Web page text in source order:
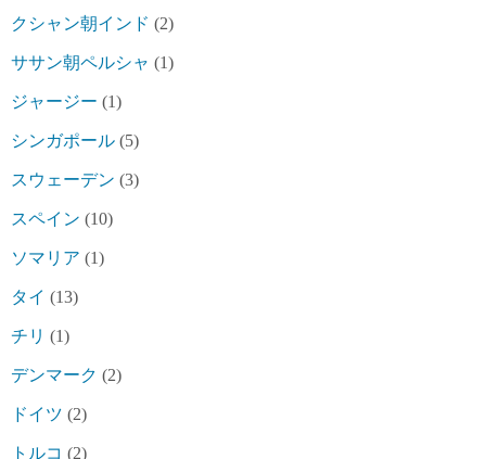
クシャン朝インド (2)
ササン朝ペルシャ (1)
ジャージー (1)
シンガポール (5)
スウェーデン (3)
スペイン (10)
ソマリア (1)
タイ (13)
チリ (1)
デンマーク (2)
ドイツ (2)
トルコ (2)